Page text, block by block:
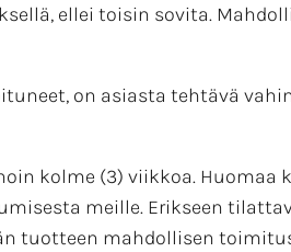
ellei toisin sovita.
on asiasta tehtävä
kolme (3) viikkoa. Huomaa
meille. Erikseen
tuotteen mahdollisen